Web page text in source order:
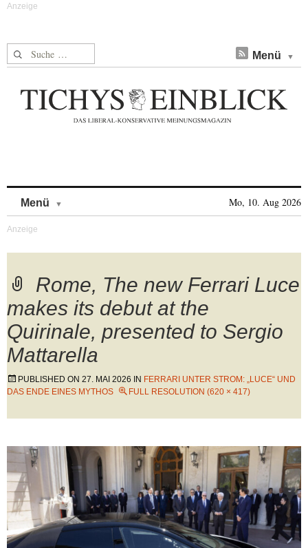
Suche nach: Menü
Menü Mo, 10. Aug 2026
Rome, The new Ferrari Luce
makes its debut at the
Quirinale, presented to Sergio
Mattarella
PUBLISHED ON 27. MAI 2026 IN FERRARI UNTER STROM: „LUCE“ UND
DAS ENDE EINES MYTHOS
FULL RESOLUTION (620 × 417)